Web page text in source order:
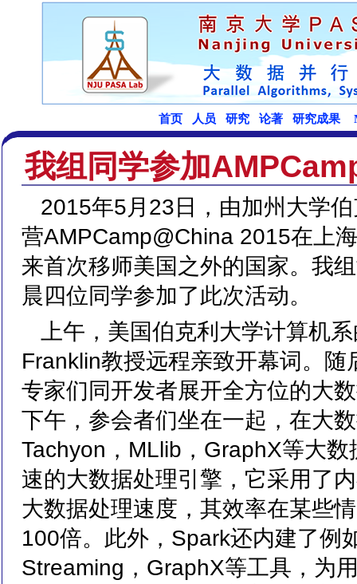
我组同学参加
2015年5月23日，由加州大学
营AMPCamp@China 2015在上
来首次移师美国之外的国家。我
晨四位同学参加了此次活动。
上午，美国伯克利大学计算机
Franklin教授远程亲致开幕词。
专家们同开发者展开全方位的大
下午，参会者们坐在一起，在大
Tachyon，MLlib，GraphX等大
速的大数据处理引擎，它采用了
大数据处理速度，其效率在某些
100倍。此外，Spark还内建了例
Streaming，GraphX等工具，为